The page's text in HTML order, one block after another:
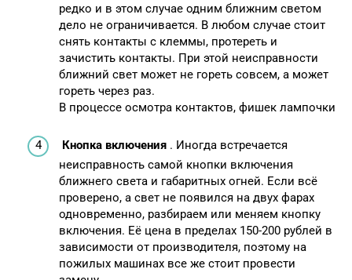
редко и в этом случае одним ближним светом
дело не ограничивается. В любом случае стоит
снять контакты с клеммы, протереть и
зачистить контакты. При этой неисправности
ближний свет может не гореть совсем, а может
гореть через раз.
В процессе осмотра контактов, фишек лампочки
Кнопка включения . Иногда встречается
неисправность самой кнопки включения
ближнего света и габаритных огней. Если всё
проверено, а свет не появился на двух фарах
одновременно, разбираем или меняем кнопку
включения. Её цена в пределах 150-200 рублей в
зависимости от производителя, поэтому на
пожилых машинах все же стоит провести